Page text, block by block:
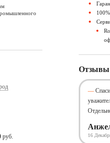
руб.
Отзывы
16